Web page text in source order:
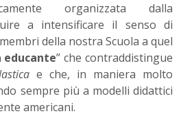
organizzata dalla
a intensificare il senso di
della nostra Scuola a quel
educante” che contraddistingue
e che, in maniera molto
sempre più a modelli didattici
americani.